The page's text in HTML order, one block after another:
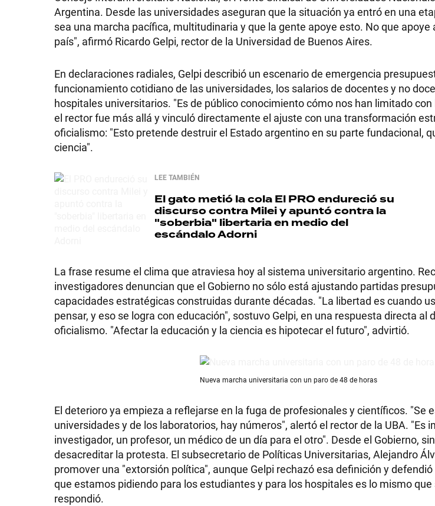
Argentina. Desde las universidades aseguran que la situación ya entró en una
sea una marcha pacífica, multitudinaria y que la gente apoye esto. No que apoye
país", afirmó Ricardo Gelpi, rector de la Universidad de Buenos Aires.
En declaraciones radiales, Gelpi describió un escenario de emergencia
funcionamiento cotidiano de las universidades, los salarios de docentes y no
hospitales universitarios. "Es de público conocimiento cómo nos han limitado
el rector fue más allá y vinculó directamente el ajuste con una transformación
oficialismo: "Esto pretende destruir el Estado argentino en su parte fundacional,
ciencia".
LEE TAMBIÉN
El gato metió la cola El PRO endureció su
discurso contra Milei y apuntó contra la
"soberbia" libertaria en medio del
escándalo Adorni
La frase resume el clima que atraviesa hoy al sistema universitario argentino.
investigadores denuncian que el Gobierno no sólo está ajustando partidas
capacidades estratégicas construidas durante décadas. "La libertad es cuando
pensar, y eso se logra con educación", sostuvo Gelpi, en una respuesta directa al
oficialismo. "Afectar la educación y la ciencia es hipotecar el futuro", advirtió.
Nueva marcha universitaria con un paro de 48 de horas
El deterioro ya empieza a reflejarse en la fuga de profesionales y científicos. "Se
universidades y de los laboratorios, hay números", alertó el rector de la UBA. "Es
investigador, un profesor, un médico de un día para el otro". Desde el Gobierno,
desacreditar la protesta. El subsecretario de Políticas Universitarias, Alejandro
promover una "extorsión política", aunque Gelpi rechazó esa definición y
que estamos pidiendo para los estudiantes y para los hospitales es lo mismo que
respondió.
GRAN
HERMANO
SALUD
DEPORTES
TECNOLOGÍA